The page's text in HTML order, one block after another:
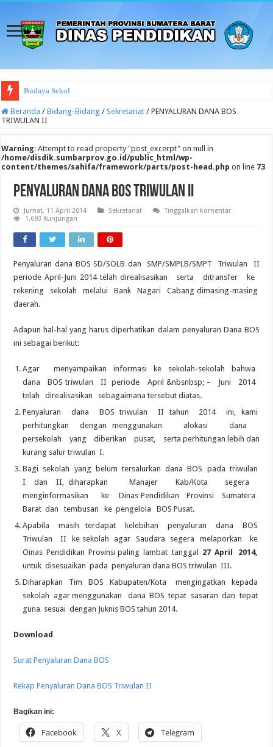
Budaya Sekolah Aman dan Nyam
Beranda / Bidang-Bidang / Sekretariat / PENYALURAN DANA BOS
TRIWULAN II
Warning: Attempt to read property "post_excerpt" on null in
/home/disdik.sumbarprov.go.id/public_html/wp-
content/themes/sahifa/framework/parts/post-head.php on line 73
PENYALURAN DANA BOS TRIWULAN II
Jumat, 11 April 2014 Sekretariat
Tinggalkan komentar
1,693 Kunjungan
Penyaluran dana BOS SD/SOLB dan SMP/SMPLB/SMPT Triwulan II
periode April-Juni 2014 telah direalisasikan serta ditransfer ke
rekening sekolah melalui Bank Nagari Cabang dimasing-masing
daerah.
Adapun hal-hal yang harus diperhatikan dalam penyaluran Dana BOS
ini sebagai berikut:
Agar menyampaikan informasi ke sekolah-sekolah bahwa
dana BOS triwulan II periode April &nbsnbsp; – Juni 2014
telah direalisasikan sebagaimana tersebut diatas.
Penyaluran dana BOS triwulan II tahun 2014 ini, kami
perhitungkan dengan menggunakan alokasi dana
persekolah yang diberikan pusat, serta perhitungan lebih dan
kurang salur triwulan I.
Bagi sekolah yang belum tersalurkan dana BOS pada triwulan
I dan II, diharapkan Manajer Kab/Kota segera
menginformasikan ke Dinas Pendidikan Provinsi Sumatera
Barat dan tembusan ke pengelola BOS Pusat.
Apabila masih terdapat kelebihan penyaluran dana BOS
Triwulan II ke sekolah agar Saudara segera melaporkan ke
Oinas Pendidikan Provinsi paling lambat tanggal 27 April 2014,
untuk disesuaikan pada penyaluran dana BOS triwulan III.
Diharapkan Tim BOS Kabupaten/Kota mengingatkan kepada
sekolah agar menggunakan dana BOS tepat sasaran dan tepat
guna sesuai dengan Juknis BOS tahun 2014.
Download
Surat Penyaluran Dana BOS
Rekap Penyaluran Dana BOS Triwulan II
Bagikan ini:
Facebook X Telegram